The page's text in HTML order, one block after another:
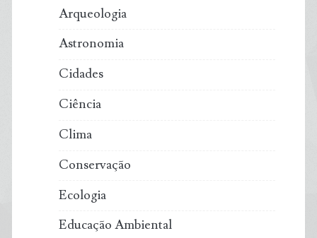
Arqueologia
Astronomia
Cidades
Ciência
Clima
Conservação
Ecologia
Educação Ambiental